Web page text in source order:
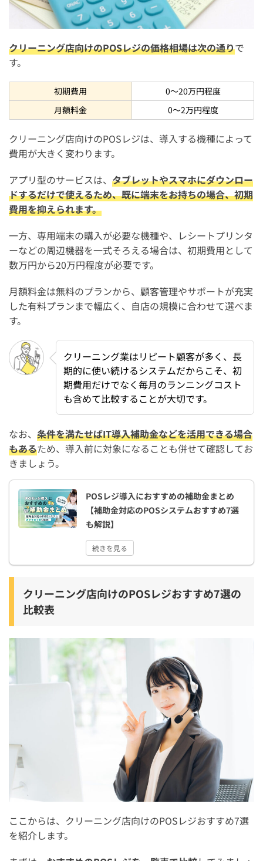
クリーニング店向けのPOSレジの価格相場は次の通りで
す。
初期費用
0〜20万円程度
月額料金
0〜2万円程度
クリーニング店向けのPOSレジは、導入する機種によって
費用が大きく変わります。
アプリ型のサービスは、 タブレットやスマホにダウンロー
ドするだけで使えるため、既に端末をお持ちの場合、初期
費用を抑えられます。
一方、専用端末の購入が必要な機種や、レシートプリンタ
ーなどの周辺機器を一式そろえる場合は、初期費用として
数万円から20万円程度が必要です。
月額料金は無料のプランから、顧客管理やサポートが充実
した有料プランまで幅広く、自店の規模に合わせて選べま
す。
クリーニング業はリピート顧客が多く、長
期的に使い続けるシステムだからこそ、初
期費用だけでなく毎月のランニングコスト
も含めて比較することが大切です。
なお、 条件を満たせばIT導入補助金などを活用できる場合
もあるため、導入前に対象になることも併せて確認してお
きましょう。
POSレジ導入におすすめの補助金まとめ
【補助金対応のPOSシステムおすすめ7選
も解説】
続きを見る
クリーニング店向けのPOSレジおすすめ7選の
比較表
ここからは、クリーニング店向けのPOSレジおすすめ7選
を紹介します。